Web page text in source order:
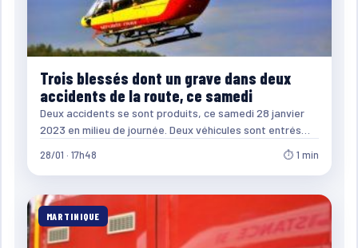
Trois blessés dont un grave dans deux
accidents de la route, ce samedi
Deux accidents se sont produits, ce samedi 28 janvier
2023 en milieu de journée. Deux véhicules sont entrés…
28/01 · 17h48 ⏱ 1 min
MARTINIQUE